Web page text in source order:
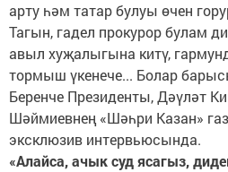
арту һәм татар булуы өчен
Тагын, гадел прокурор булам
авыл хуҗалыгына китү,
тормыш үкенече... Болар
Беренче Президенты, Дәүләт
Шәймиевнең «Шәһри Казан»
эксклюзив интервьюсында.
«Алайса, ачык суд ясагыз,